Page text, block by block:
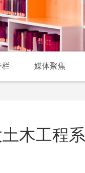
栏 媒体聚焦
土木工程